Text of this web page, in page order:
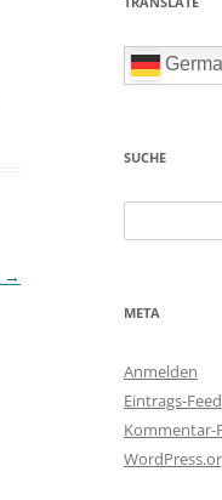
→
SUCHE
nach:
META
Anmelden
Eintrags-Feed
Kommentar-